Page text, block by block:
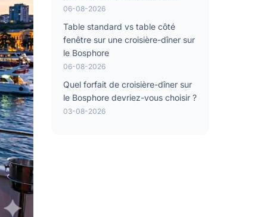
06-08-2026
Table standard vs table côté
fenêtre sur une croisière-dîner sur
le Bosphore
06-08-2026
Quel forfait de croisière-dîner sur
le Bosphore devriez-vous choisir ?
03-08-2026